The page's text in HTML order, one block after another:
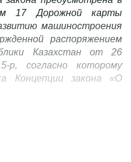
17 Дорожной карты
машиностроения
распоряжением
Казахстан от 26
согласно которому
Концепции закона «О